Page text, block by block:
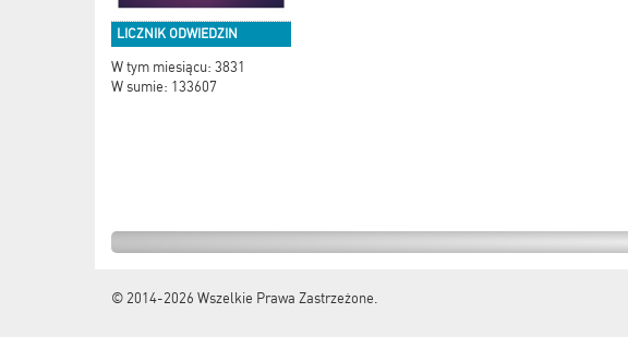
LICZNIK ODWIEDZIN
W tym miesiącu: 3831
W sumie: 133607
© 2014-2026 Wszelkie Prawa Zastrzeżone.